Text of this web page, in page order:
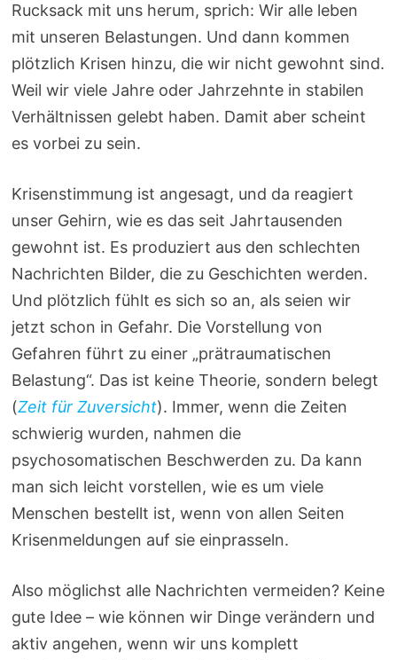
Rucksack mit uns herum, sprich: Wir alle leben
mit unseren Belastungen. Und dann kommen
plötzlich Krisen hinzu, die wir nicht gewohnt sind.
Weil wir viele Jahre oder Jahrzehnte in stabilen
Verhältnissen gelebt haben. Damit aber scheint
es vorbei zu sein.
Krisenstimmung ist angesagt, und da reagiert
unser Gehirn, wie es das seit Jahrtausenden
gewohnt ist. Es produziert aus den schlechten
Nachrichten Bilder, die zu Geschichten werden.
Und plötzlich fühlt es sich so an, als seien wir
jetzt schon in Gefahr. Die Vorstellung von
Gefahren führt zu einer „prätraumatischen
Belastung“. Das ist keine Theorie, sondern belegt
(Zeit für Zuversicht). Immer, wenn die Zeiten
schwierig wurden, nahmen die
psychosomatischen Beschwerden zu. Da kann
man sich leicht vorstellen, wie es um viele
Menschen bestellt ist, wenn von allen Seiten
Krisenmeldungen auf sie einprasseln.
Also möglichst alle Nachrichten vermeiden? Keine
gute Idee – wie können wir Dinge verändern und
aktiv angehen, wenn wir uns komplett